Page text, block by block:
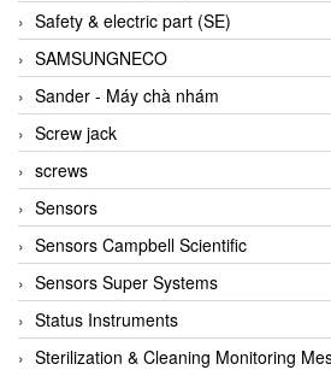
Brook Instrument
Brooks Instrument Vietnam
Buhler
BURLING INSTRUMENTS
Burster
BUSCHJOST
Calectro
Campbell Scientific
Canneed Vietnam
Cantoni
Safety & electric part (SE)
SAMSUNGNECO
Sander - Máy chà nhám
Screw jack
screws
Sensors
Sensors Campbell Scientific
Sensors Super Systems
Status Instruments
Sterilization & Cleaning Monitoring